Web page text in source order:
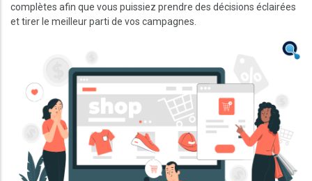
complètes afin que vous puissiez prendre des décisions éclairées
et tirer le meilleur parti de vos campagnes.